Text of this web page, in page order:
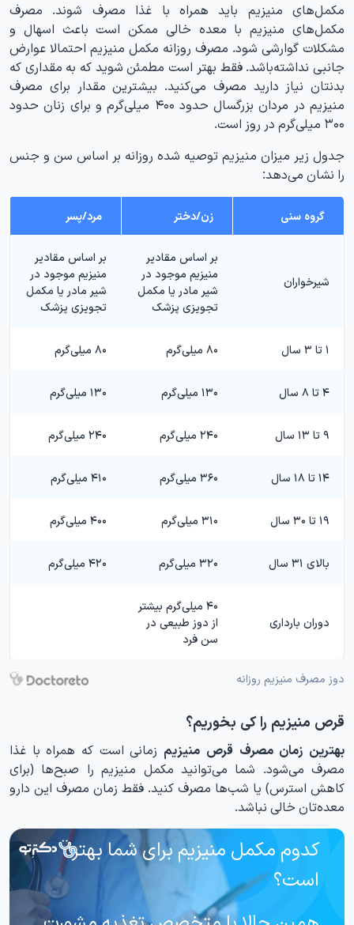
مکمل‌های منیزیم باید همراه با غذا مصرف شوند. مصرف
مکمل‌های منیزیم با معده خالی ممکن است باعث اسهال و
مشکلات گوارشی شود. مصرف روزانه مکمل منیزیم احتمالا عوارض
جانبی نداشته‌باشد. فقط بهتر است مطمئن شوید که به مقداری که
بدنتان نیاز دارید مصرف می‌کنید. بیشترین مقدار برای مصرف
منیزیم در مردان بزرگسال حدود ۴۰۰ میلی‌گرم و برای زنان حدود
۳۰۰ میلی‌گرم در روز است.
جدول زیر میزان منیزیم توصیه شده روزانه بر اساس سن و جنس
را نشان می‌دهد:
گروه سنی زن/دختر مرد/پسر
شیرخواران
بر اساس مقادیر
منیزیم موجود در
شیر مادر یا مکمل
تجویزی پزشک
بر اساس مقادیر
منیزیم موجود در
شیر مادر یا مکمل
تجویزی پزشک
۱ تا ۳ سال ۸۰ میلی‌گرم ۸۰ میلی‌گرم
۴ تا ۸ سال ۱۳۰ میلی‌گرم ۱۳۰ میلی‌گرم
۹ تا ۱۳ سال ۲۴۰ میلی‌گرم ۲۴۰ میلی‌گرم
۱۴ تا ۱۸ سال ۳۶۰ میلی‌گرم ۴۱۰ میلی‌گرم
۱۹ تا ۳۰ سال ۳۱۰ میلی‌گرم ۴۰۰ میلی‌گرم
بالای ۳۱ سال ۳۲۰ میلی‌گرم ۴۲۰ میلی‌گرم
دوران بارداری
۴۰ میلی‌گرم بیشتر
از دوز طبیعی در
سن فرد
دوز مصرف منیزیم روزانه
قرص منیزیم را کی بخوریم؟
بهترین زمان مصرف قرص منیزیم زمانی است که همراه با غذا
مصرف می‌شود. شما می‌توانید مکمل منیزیم را صبح‌ها (برای
کاهش استرس) یا شب‌ها مصرف کنید. فقط زمان مصرف این دارو
معده‌تان خالی نباشد.
کدوم مکمل منیزیم برای شما بهتر
است؟